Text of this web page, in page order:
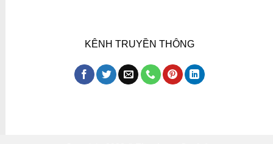
KÊNH TRUYỀN THÔNG